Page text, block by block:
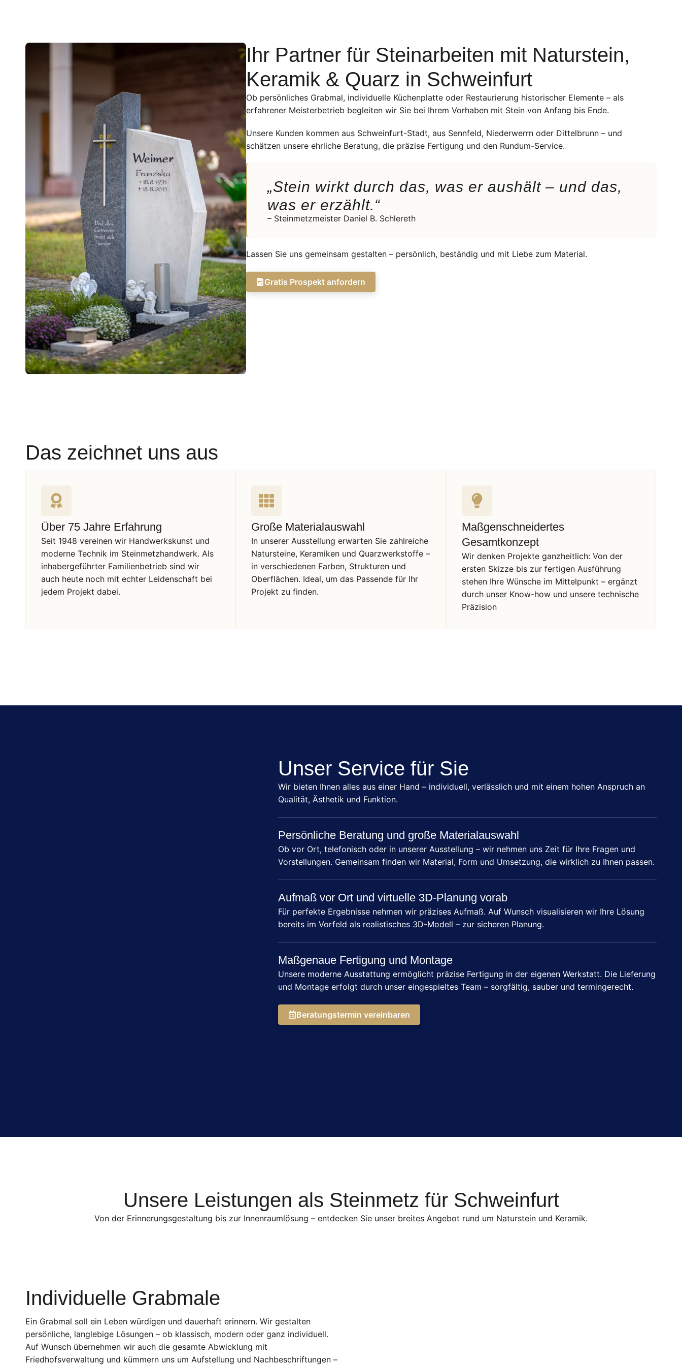
Ihr Partner für Steinarbeiten mit Naturstein,
Keramik & Quarz in Schweinfurt
Ob persönliches Grabmal, individuelle Küchenplatte oder Restaurierung historischer Elemente – als
erfahrener Meisterbetrieb begleiten wir Sie bei Ihrem Vorhaben mit Stein von Anfang bis Ende.
Unsere Kunden kommen aus Schweinfurt-Stadt, aus Sennfeld, Niederwerrn oder Dittelbrunn – und
schätzen unsere ehrliche Beratung, die präzise Fertigung und den Rundum-Service.
„Stein wirkt durch das, was er aushält – und das,
was er erzählt.“
– Steinmetzmeister Daniel B. Schlereth
Lassen Sie uns gemeinsam gestalten – persönlich, beständig und mit Liebe zum Material.
Gratis Prospekt anfordern
Das zeichnet uns aus
Über 75 Jahre Erfahrung
Seit 1948 vereinen wir Handwerkskunst und
moderne Technik im Steinmetzhandwerk. Als
inhabergeführter Familienbetrieb sind wir
auch heute noch mit echter Leidenschaft bei
jedem Projekt dabei.
Große Materialauswahl
In unserer Ausstellung erwarten Sie zahlreiche
Natursteine, Keramiken und Quarzwerkstoffe –
in verschiedenen Farben, Strukturen und
Oberflächen. Ideal, um das Passende für Ihr
Projekt zu finden.
Maßgenschneidertes
Gesamtkonzept
Wir denken Projekte ganzheitlich: Von der
ersten Skizze bis zur fertigen Ausführung
stehen Ihre Wünsche im Mittelpunkt – ergänzt
durch unser Know-how und unsere technische
Präzision
Unser Service für Sie
Wir bieten Ihnen alles aus einer Hand – individuell, verlässlich und mit einem hohen Anspruch an
Qualität, Ästhetik und Funktion.
Persönliche Beratung und große Materialauswahl
Ob vor Ort, telefonisch oder in unserer Ausstellung – wir nehmen uns Zeit für Ihre Fragen und
Vorstellungen. Gemeinsam finden wir Material, Form und Umsetzung, die wirklich zu Ihnen passen.
Aufmaß vor Ort und virtuelle 3D-Planung vorab
Für perfekte Ergebnisse nehmen wir präzises Aufmaß. Auf Wunsch visualisieren wir Ihre Lösung
bereits im Vorfeld als realistisches 3D-Modell – zur sicheren Planung.
Maßgenaue Fertigung und Montage
Unsere moderne Ausstattung ermöglicht präzise Fertigung in der eigenen Werkstatt. Die Lieferung
und Montage erfolgt durch unser eingespieltes Team – sorgfältig, sauber und termingerecht.
Beratungstermin vereinbaren
Unsere Leistungen als Steinmetz für Schweinfurt
Von der Erinnerungsgestaltung bis zur Innenraumlösung – entdecken Sie unser breites Angebot rund um Naturstein und Keramik.
Individuelle Grabmale
Ein Grabmal soll ein Leben würdigen und dauerhaft erinnern. Wir gestalten
persönliche, langlebige Lösungen – ob klassisch, modern oder ganz individuell.
Auf Wunsch übernehmen wir auch die gesamte Abwicklung mit
Friedhofsverwaltung und kümmern uns um Aufstellung und Nachbeschriftungen –